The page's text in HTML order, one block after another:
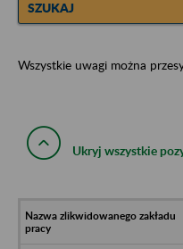
SZUKAJ
Wszystkie uwagi można
Ukryj wszystkie